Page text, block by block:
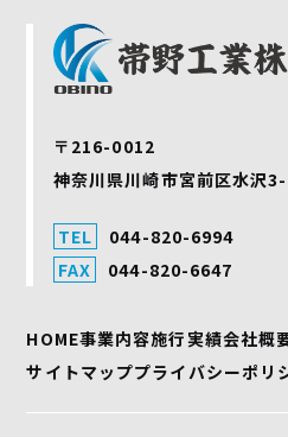
〒216-0012
神奈川県川崎市宮前区水沢
TEL
044-820-6994
FAX
044-820-6647
HOME事業内容施行実績会社概
サイトマッププライバシーポリ